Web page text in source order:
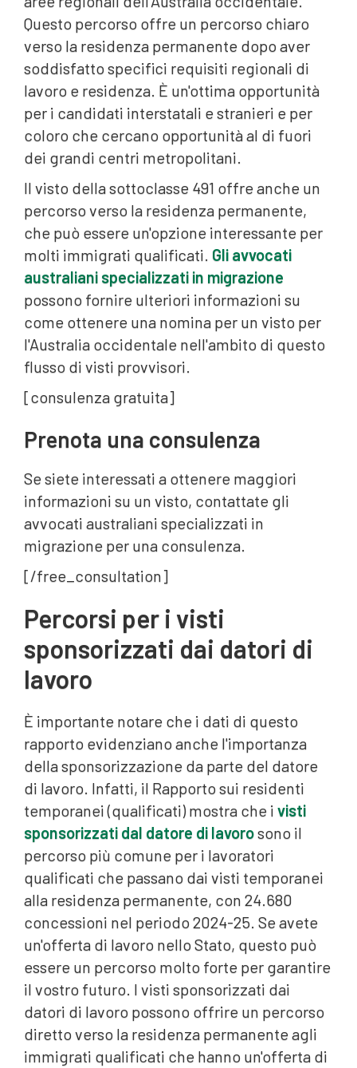
Questo percorso offre un percorso chiaro
verso la residenza permanente dopo aver
soddisfatto specifici requisiti regionali di
lavoro e residenza. È un'ottima opportunità
per i candidati interstatali e stranieri e per
coloro che cercano opportunità al di fuori
dei grandi centri metropolitani.
Il visto della sottoclasse 491 offre anche un
percorso verso la residenza permanente,
che può essere un'opzione interessante per
molti immigrati qualificati. Gli avvocati
australiani specializzati in migrazione
possono fornire ulteriori informazioni su
come ottenere una nomina per un visto per
l'Australia occidentale nell'ambito di questo
flusso di visti provvisori.
[consulenza gratuita]
Prenota una consulenza‍
Se siete interessati a ottenere maggiori
informazioni su un visto, contattate gli
avvocati australiani specializzati in
migrazione per una consulenza.
[/free_consultation]
Percorsi per i visti
sponsorizzati dai datori di
lavoro
È importante notare che i dati di questo
rapporto evidenziano anche l'importanza
della sponsorizzazione da parte del datore
di lavoro. Infatti, il Rapporto sui residenti
temporanei (qualificati) mostra che i visti
sponsorizzati dal datore di lavorosono il
percorso più comune per i lavoratori
qualificati che passano dai visti temporanei
alla residenza permanente, con 24.680
concessioni nel periodo 2024-25. Se avete
un'offerta di lavoro nello Stato, questo può
essere un percorso molto forte per garantire
il vostro futuro. I visti sponsorizzati dai
datori di lavoro possono offrire un percorso
diretto verso la residenza permanente agli
immigrati qualificati che hanno un'offerta di